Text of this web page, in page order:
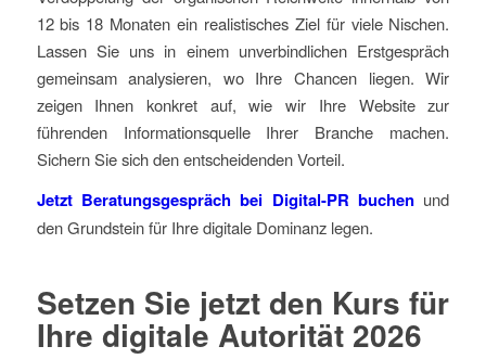
12 bis 18 Monaten ein realistisches Ziel für viele Nischen.
Lassen Sie uns in einem unverbindlichen Erstgespräch
gemeinsam analysieren, wo Ihre Chancen liegen. Wir
zeigen Ihnen konkret auf, wie wir Ihre Website zur
führenden Informationsquelle Ihrer Branche machen.
Sichern Sie sich den entscheidenden Vorteil.
Jetzt Beratungsgespräch bei Digital-PR buchen und
den Grundstein für Ihre digitale Dominanz legen.
Setzen Sie jetzt den Kurs für
Ihre digitale Autorität 2026